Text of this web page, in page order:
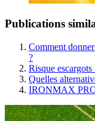
Publications
Comment
?
Risque escargots
Quelles
IRONMAX